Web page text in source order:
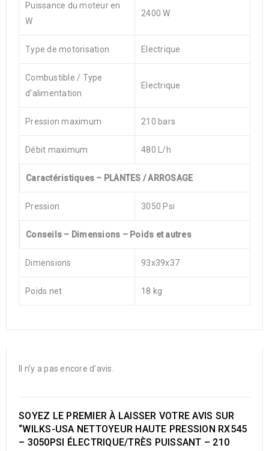
Puissance du moteur en
W
2400 W
Type de motorisation Electrique
Combustible / Type
d’alimentation
Electrique
Pression maximum 210 bars
Débit maximum 480 L/h
Caractéristiques – PLANTES / ARROSAGE
Pression 3050 Psi
Conseils – Dimensions – Poids et autres
Dimensions 93x39x37
Poids net 18 kg
Il n’y a pas encore d’avis.
SOYEZ LE PREMIER À LAISSER VOTRE AVIS SUR
“WILKS-USA NETTOYEUR HAUTE PRESSION RX545
– 3050PSI ÉLECTRIQUE/TRÈS PUISSANT – 210